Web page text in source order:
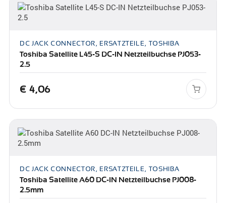
DC JACK CONNECTOR, ERSATZTEILE, TOSHIBA
Toshiba Satellite L45-S DC-IN Netzteilbuchse PJ053-
2.5
€ 4,06
DC JACK CONNECTOR, ERSATZTEILE, TOSHIBA
Toshiba Satellite A60 DC-IN Netzteilbuchse PJ008-
2.5mm